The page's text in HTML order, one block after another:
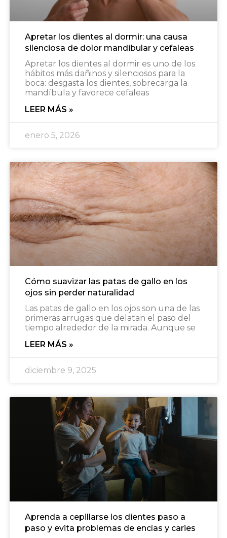
Apretar los dientes al dormir: una causa
silenciosa de dolor mandibular y cefaleas
Apretar los dientes al dormir es uno de los
hábitos más dañinos y silenciosos para la
boca: desgasta los dientes, sobrecarga la
mandíbula y favorece cefaleas
LEER MÁS »
enero 5, 2026
Cómo suavizar las patas de gallo en los
ojos sin perder naturalidad
Las patas de gallo en los ojos son una de las
primeras arrugas que delatan el paso del
tiempo alrededor de la mirada. Aunque se
LEER MÁS »
diciembre 9, 2025
Aprenda a cepillarse los dientes paso a
paso y evita problemas de encías y caries